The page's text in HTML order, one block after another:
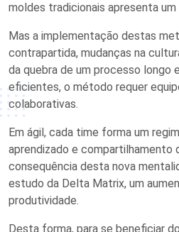
moldes tradicionais apresenta um
Mas a implementação destas
contrapartida, mudanças na
da quebra de um processo longo
eficientes, o método requer
colaborativas.
Em ágil, cada time forma um
aprendizado e compartilhamento
consequência desta nova
estudo da Delta Matrix, um
produtividade.
Desta forma, para se beneficiar